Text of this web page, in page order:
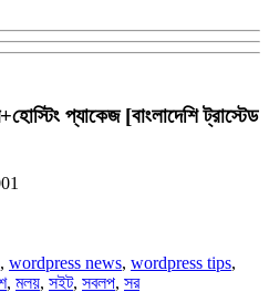
প্যাকেজ [বাংলাদেশি ট্রাস্টেড
, wordpress news, wordpress tips,
, মলয়, সইট, সবলপ, সর